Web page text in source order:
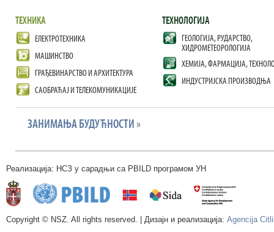
ТЕХНИКА
ЕЛЕКТРОТЕХНИКА
МАШИНСТВО
ГРАЂЕВИНАРСТВО И АРХИТЕКТУРА
САОБРАЋАЈ И ТЕЛЕКОМУНИКАЦИЈЕ
ТЕХНОЛОГИЈА
ГЕОЛОГИЈА, РУДАРСТВО,
ХИДРОМЕТЕОРОЛОГИЈА
ХЕМИЈА, ФАРМАЦИЈА,
ИНДУСТРИЈСКА ПРОИЗВОДЊА
ЗАНИМАЊА БУДУЋНОСТИ»
Реализација: НСЗ у сарадњи са PBILD програмом УН
Copyright © NSZ. All rights reserved. | Дизајн и реализација: Agencija